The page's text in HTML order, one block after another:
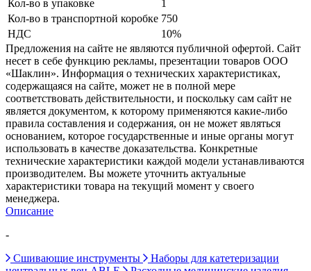
Кол-во в упаковке
1
Кол-во в транспортной коробке 750
НДС
10%
Предложения на сайте не являются публичной офертой. Сайт
несет в себе функцию рекламы, презентации товаров ООО
«Шаклин». Информация о технических характеристиках,
содержащаяся на сайте, может не в полной мере
соответствовать действительности, и поскольку сам сайт не
является документом, к которому применяются какие-либо
правила составления и содержания, он не может являться
основанием, которое государственные и иные органы могут
использовать в качестве доказательства. Конкретные
технические характеристики каждой модели устанавливаются
производителем. Вы можете уточнить актуальные
характеристики товара на текущий момент у своего
менеджера.
Описание
-
Сшивающие инструменты
Наборы для катетеризации